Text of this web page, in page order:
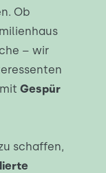
Ob
– wir
mitGespür
schaffen,